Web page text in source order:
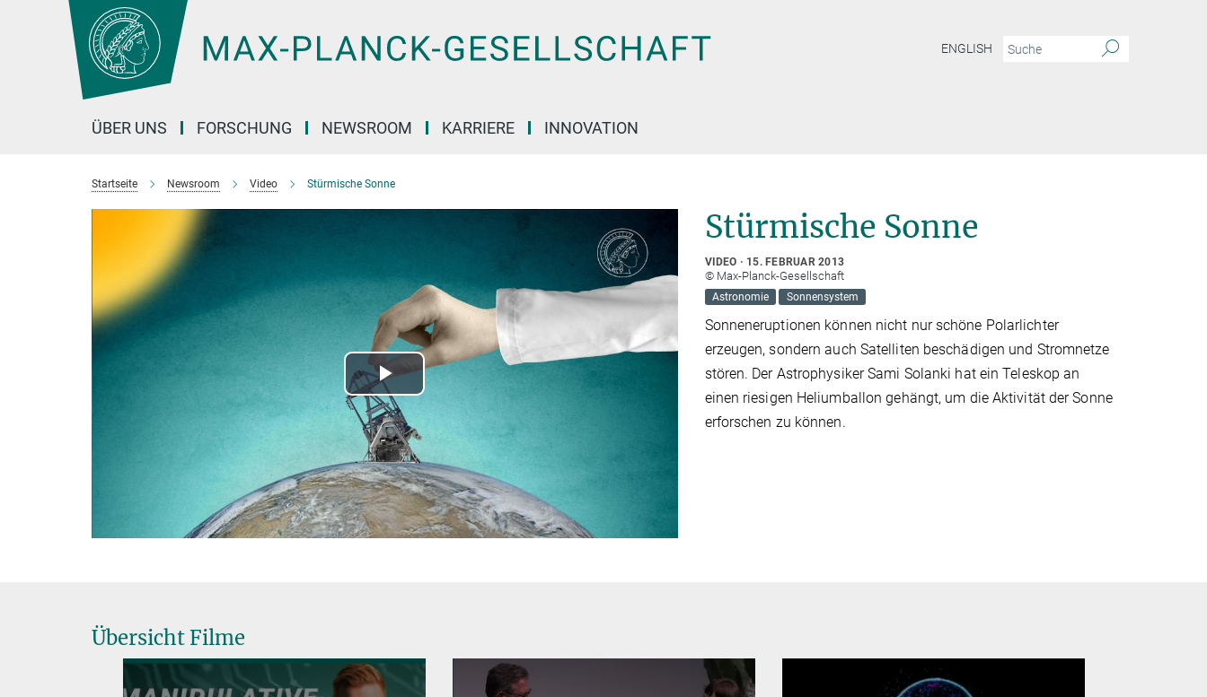
Hauptinhalt
ENGLISH
ÜBER UNS FORSCHUNG NEWSROOM KARRIERE INNOVATION
Startseite Newsroom Video Stürmische Sonne
Play
Video
Stürmische Sonne
VIDEO 15. FEBRUAR 2013
© Max-Planck-Gesellschaft
Astronomie Sonnensystem
Sonneneruptionen können nicht nur schöne Polarlichter
erzeugen, sondern auch Satelliten beschädigen und Stromnetze
stören. Der Astrophysiker Sami Solanki hat ein Teleskop an
einen riesigen Heliumballon gehängt, um die Aktivität der Sonne
erforschen zu können.
Übersicht Filme